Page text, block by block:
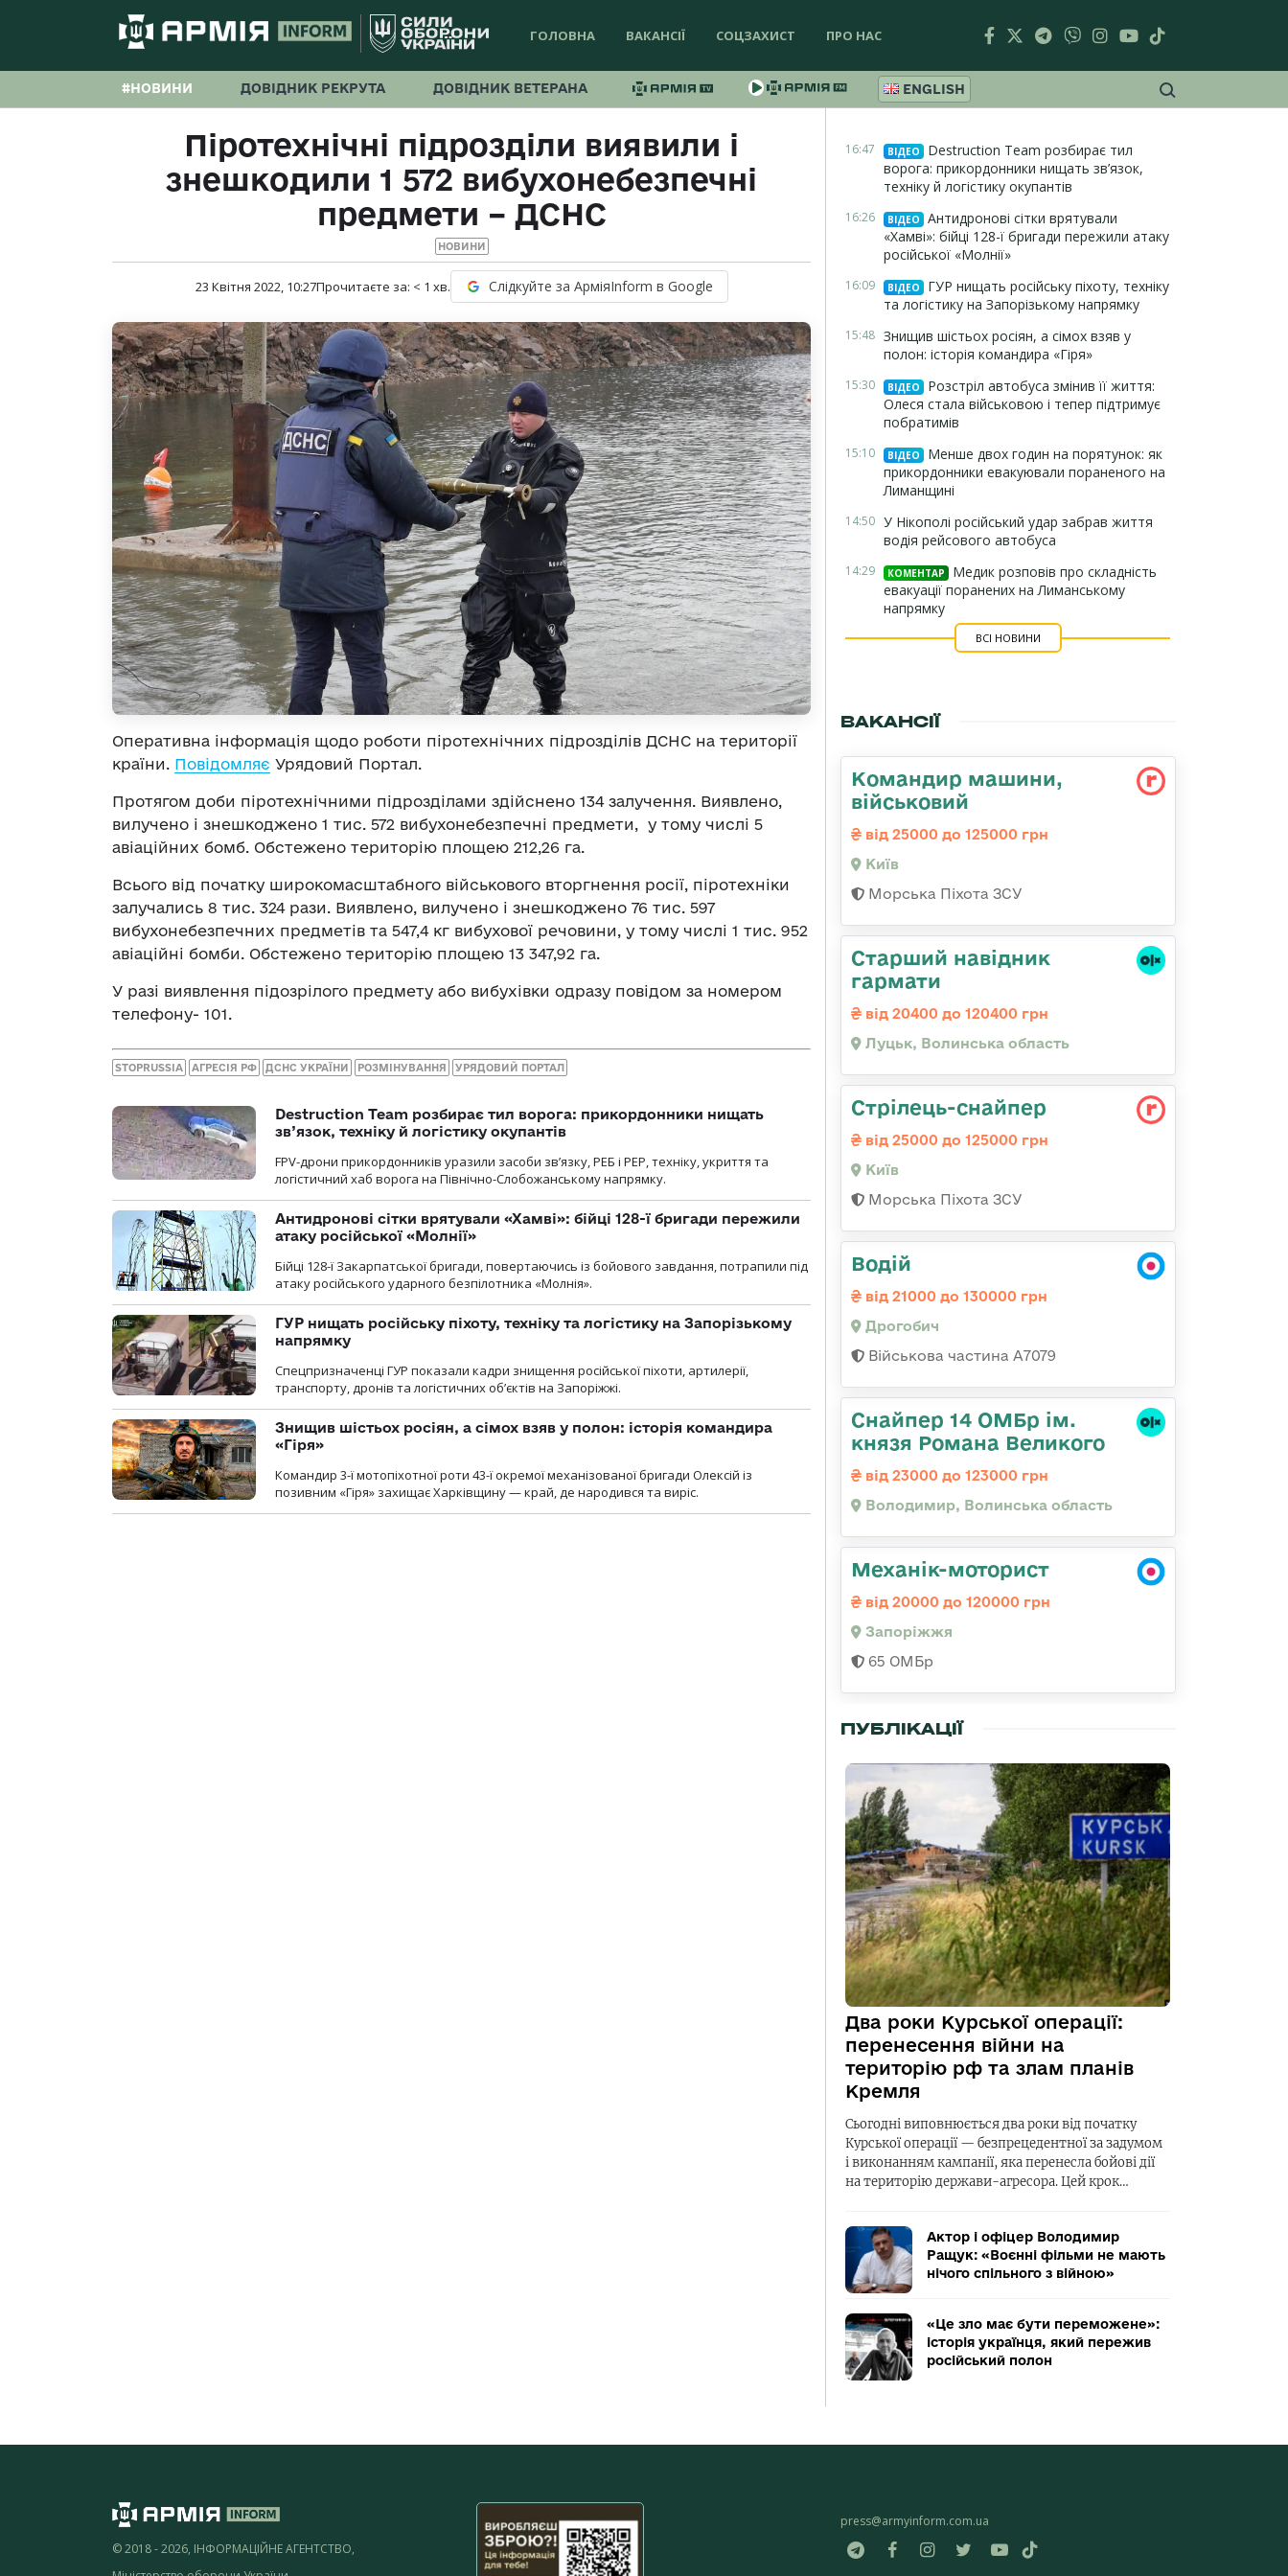
ГОЛОВНА ВАКАНСІЇ СОЦЗАХИСТ ПРО НАС
#НОВИНИ ДОВІДНИК РЕКРУТА ДОВІДНИК ВЕТЕРАНА ENGLISH
Піротехнічні підрозділи виявили і
знешкодили 1 572 вибухонебезпечні
предмети – ДСНС
НОВИНИ
23 Квітня 2022, 10:27Прочитаєте за: < 1 хв. Слідкуйте за АрміяInform в Google
Оперативна інформація щодо роботи піротехнічних підрозділів ДСНС на території
країни. Повідомляє Урядовий Портал.
Протягом доби піротехнічними підрозділами здійснено 134 залучення. Виявлено,
вилучено і знешкоджено 1 тис. 572 вибухонебезпечні предмети, у тому числі 5
авіаційних бомб. Обстежено територію площею 212,26 га.
Всього від початку широкомасштабного військового вторгнення росії, піротехніки
залучались 8 тис. 324 рази. Виявлено, вилучено і знешкоджено 76 тис. 597
вибухонебезпечних предметів та 547,4 кг вибухової речовини, у тому числі 1 тис. 952
авіаційні бомби. Обстежено територію площею 13 347,92 га.
У разі виявлення підозрілого предмету або вибухівки одразу повідом за номером
телефону- 101.
STOPRUSSIA АГРЕСІЯ РФ ДСНС УКРАЇНИ РОЗМІНУВАННЯ УРЯДОВИЙ ПОРТАЛ
Destruction Team розбирає тил ворога: прикордонники нищать
зв’язок, техніку й логістику окупантів
FPV-дрони прикордонників уразили засоби зв’язку, РЕБ і РЕР, техніку, укриття та
логістичний хаб ворога на Північно-Слобожанському напрямку.
Антидронові сітки врятували «Хамві»: бійці 128-ї бригади пережили
атаку російської «Молнії»
Бійці 128-ї Закарпатської бригади, повертаючись із бойового завдання, потрапили під
атаку російського ударного безпілотника «Молнія».
ГУР нищать російську піхоту, техніку та логістику на Запорізькому
напрямку
Спецпризначенці ГУР показали кадри знищення російської піхоти, артилерії,
транспорту, дронів та логістичних об’єктів на Запоріжжі.
Знищив шістьох росіян, а сімох взяв у полон: історія командира
«Гіря»
Командир 3-ї мотопіхотної роти 43-ї окремої механізованої бригади Олексій із
позивним «Гіря» захищає Харківщину — край, де народився та виріс.
16:47 ВІДЕО
Destruction Team розбирає тил
ворога: прикордонники нищать зв’язок,
техніку й логістику окупантів
16:26 ВІДЕО
Антидронові сітки врятували
«Хамві»: бійці 128-ї бригади пережили атаку
російської «Молнії»
16:09 ВІДЕО
ГУР нищать російську піхоту, техніку
та логістику на Запорізькому напрямку
15:48 Знищив шістьох росіян, а сімох взяв у
полон: історія командира «Гіря»
15:30 ВІДЕО
Розстріл автобуса змінив її життя:
Олеся стала військовою і тепер підтримує
побратимів
15:10 ВІДЕО
Менше двох годин на порятунок: як
прикордонники евакуювали пораненого на
Лиманщині
14:50 У Нікополі російський удар забрав життя
водія рейсового автобуса
14:29 КОМЕНТАР
Медик розповів про складність
евакуації поранених на Лиманському
напрямку
ВСІ НОВИНИ
ВАКАНСІЇ
Командир машини,
військовий
від 25000 до 125000 грн
Київ
Морська Піхота ЗСУ
Старший навідник
гармати
від 20400 до 120400 грн
Луцьк, Волинська область
Стрілець-снайпеp
від 25000 до 125000 грн
Київ
Морська Піхота ЗСУ
Водій
від 21000 до 130000 грн
Дрогобич
Військова частина А7079
Снайпер 14 ОМБр ім.
князя Романа Великого
від 23000 до 123000 грн
Володимир, Волинська область
Механік-моторист
від 20000 до 120000 грн
Запоріжжя
65 ОМБр
ПУБЛІКАЦІЇ
Два роки Курської операції:
перенесення війни на
територію рф та злам планів
Кремля
Сьогодні виповнюється два роки від початку
Курської операції — безпрецедентної за задумом
і виконанням кампанії, яка перенесла бойові дії
на територію держави-агресора. Цей крок…
Актор і офіцер Володимир
Ращук: «Воєнні фільми не мають
нічого спільного з війною»
«Це зло має бути переможене»:
історія українця, який пережив
російський полон
© 2018 - 2026, ІНФОРМАЦІЙНЕ АГЕНТСТВО,
press@armyinform.com.ua